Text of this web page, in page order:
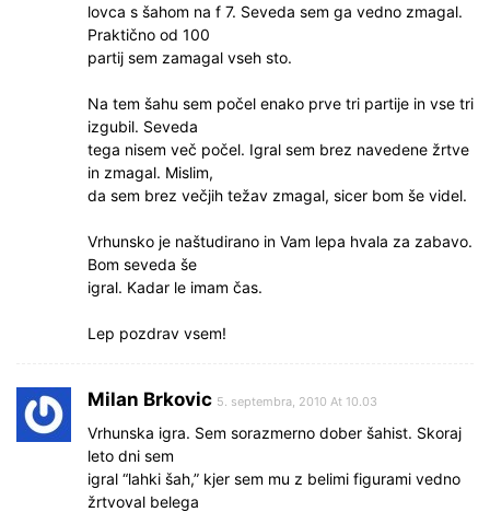
lovca s šahom na f 7. Seveda sem ga vedno zmagal.
Praktično od 100
partij sem zamagal vseh sto.
Na tem šahu sem počel enako prve tri partije in vse tri
izgubil. Seveda
tega nisem več počel. Igral sem brez navedene žrtve
in zmagal. Mislim,
da sem brez večjih težav zmagal, sicer bom še videl.
Vrhunsko je naštudirano in Vam lepa hvala za zabavo.
Bom seveda še
igral. Kadar le imam čas.
Lep pozdrav vsem!
Milan Brkovic 5. septembra, 2010 At 10.03
Vrhunska igra. Sem sorazmerno dober šahist. Skoraj
leto dni sem
igral “lahki šah,” kjer sem mu z belimi figurami vedno
žrtvoval belega